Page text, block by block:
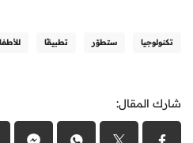
تكنولوجيا ستطوّر تطبيقًا
شارك المقال: